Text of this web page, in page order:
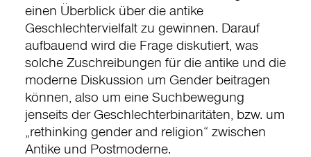
einen Überblick über die antike
Geschlechtervielfalt zu gewinnen. Darauf
aufbauend wird die Frage diskutiert, was
solche Zuschreibungen für die antike und die
moderne Diskussion um Gender beitragen
können, also um eine Suchbewegung
jenseits der Geschlechterbinaritäten, bzw. um
„rethinking gender and religion“ zwischen
Antike und Postmoderne.